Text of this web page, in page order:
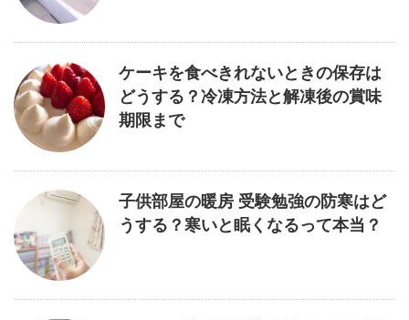
ケーキを食べきれないときの保存は
どうする？冷凍方法と解凍後の賞味
期限まで
子供部屋の暖房 受験勉強の防寒はど
うする？寒いと眠くなるって本当？